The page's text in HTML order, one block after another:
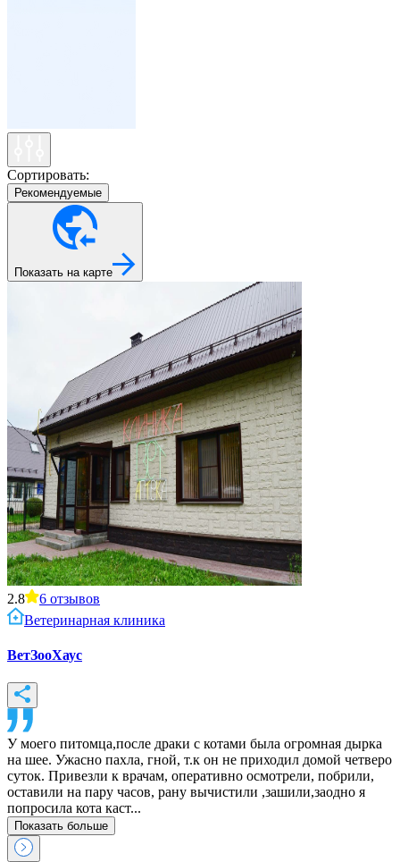
Сортировать:
Рекомендуемые
Показать на карте
2.8 6 отзывов
Ветеринарная клиника
ВетЗооХаус
У моего питомца,после драки с котами была огромная дырка
на шее. Ужасно пахла, гной, т.к он не приходил домой четверо
суток. Привезли к врачам, оперативно осмотрели, побрили,
оставили на пару часов, рану вычистили ,зашили,заодно я
попросила кота каст...
Показать больше